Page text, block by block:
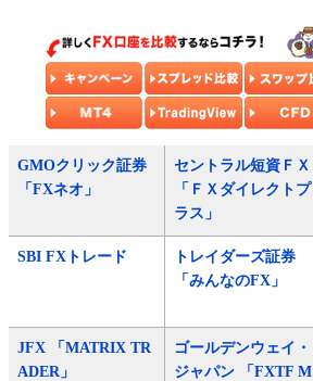
GMOクリック証券
「FXネオ」
セントラル短資ＦＸ
「ＦＸダイレクトプ
ラス」
SBI FXトレード
トレイダーズ証券
「みんなのFX」
JFX 「MATRIX TR
ADER」
ゴールデンウェイ・
ジャパン 「FXTF M